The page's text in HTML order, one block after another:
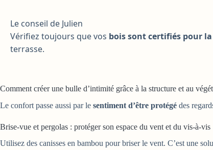
Le conseil de Julien
Vérifiez toujours que vos bois sont certifiés pour la
terrasse.
Comment créer une bulle d’intimité grâce à la structure et au
Le confort passe aussi par le sentiment d’être protégé des
Brise-vue et pergolas : protéger son espace du vent et du vis-à-vis
Utilisez des canisses en bambou pour briser le vent. C’est une